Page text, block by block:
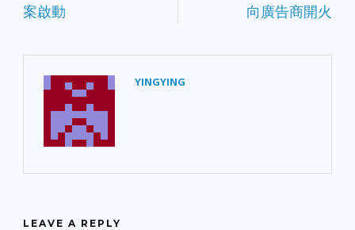
案啟動
向廣告商開火
YINGYING
LEAVE A REPLY